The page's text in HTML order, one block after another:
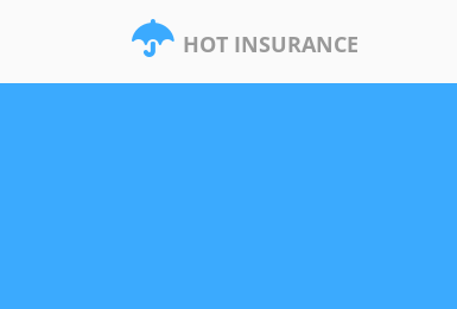
HOT INSURANCE